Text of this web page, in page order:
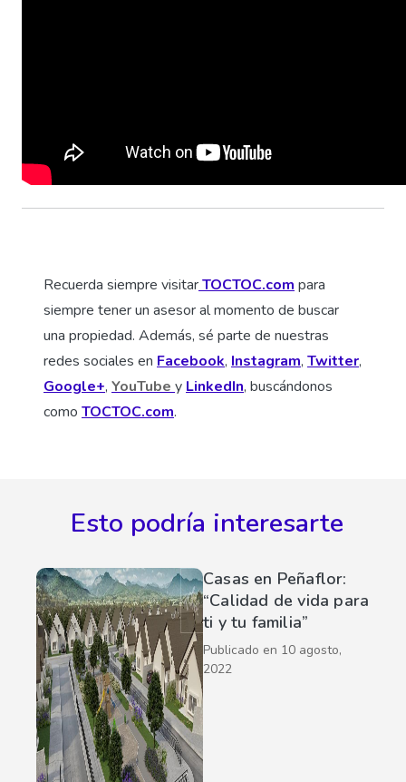
Recuerda siempre visitarTOCTOC.com para
siempre tener un asesor al momento de buscar
una propiedad. Además, sé parte de nuestras
redes sociales en Facebook, Instagram, Twitter,
Google+, YouTube y LinkedIn, buscándonos
como TOCTOC.com.
Esto podría interesarte
Casas en Peñaflor:
“Calidad de vida para
ti y tu familia”
Publicado en 10 agosto,
2022